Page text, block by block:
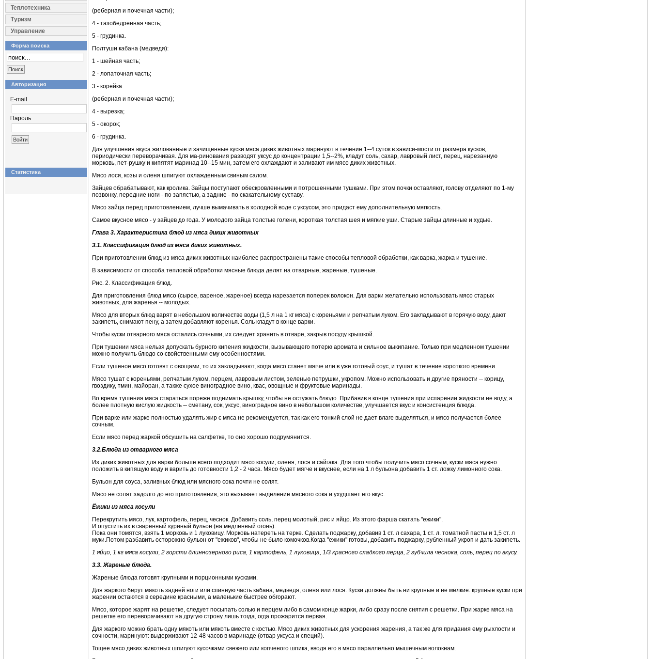
Теплотехника
Туризм
Управление
Форма поиска
Авторизация
E-mail
Пароль
Статистика
(реберная и почечная части);
4 - тазобедренная часть;
5 - грудинка.
Полтуши кабана (медведя):
1 - шейная часть;
2 - лопаточная часть;
3 - корейка
(реберная и почечная части);
4 - вырезка;
5 - окорок;
6 - грудинка.
Для улучшения вкуса жилованные и зачищенные куски мяса диких животных маринуют в течение 1--4 суток в зависи-мости от размера кусков,
периодически переворачивая. Для ма-ринования разводят уксус до концентрации 1,5--2%, кладут соль, сахар, лавровый лист, перец, нарезанную
морковь, пет-рушку и кипятят маринад 10--15 мин, затем его охлаждают и заливают им мясо диких животных.
Мясо лося, козы и оленя шпигуют охлажденным свиным салом.
Зайцев обрабатывают, как кролика. Зайцы поступают обескровленными и потрошенными тушками. При этом почки оставляют, голову отделяют по 1-му
позвонку, передние ноги - по запястью, а задние - по скакательному суставу.
Мясо зайца перед приготовлением, лучше вымачивать в холодной воде с уксусом, это придаст ему дополнительную мягкость.
Самое вкусное мясо - у зайцев до года. У молодого зайца толстые голени, короткая толстая шея и мягкие уши. Старые зайцы длинные и худые.
Глава 3.Характеристика блюд из мяса диких животных
3.1. Классификация блюд из мяса диких животных.
При приготовлении блюд из мяса диких животных наиболее распространены такие способы тепловой обработки, как варка, жарка и тушение.
В зависимости от способа тепловой обработки мясные блюда делят на отварные, жареные, тушеные.
Рис. 2. Классификация блюд.
Для приготовления блюд мясо (сырое, вареное, жареное) всегда нарезается поперек волокон. Для варки желательно использовать мясо старых
животных, для жаренья -- молодых.
Мясо для вторых блюд варят в небольшом количестве воды (1,5 л на 1 кг мяса) с кореньями и репчатым луком. Его закладывают в горячую воду, дают
закипеть, снимают пену, а затем добавляют коренья. Соль кладут в конце варки.
Чтобы куски отварного мяса остались сочными, их следует хранить в отваре, закрыв посуду крышкой.
При тушении мяса нельзя допускать бурного кипения жидкости, вызывающего потерю аромата и сильное выкипание. Только при медленном тушении
можно получить блюдо со свойственными ему особенностями.
Если тушеное мясо готовят с овощами, то их закладывают, когда мясо станет мягче или в уже готовый соус, и тушат в течение короткого времени.
Мясо тушат с кореньями, репчатым луком, перцем, лавровым листом, зеленью петрушки, укропом. Можно использовать и другие пряности -- корицу,
гвоздику, тмин, майоран, а также сухое виноградное вино, квас, овощные и фруктовые маринады.
Во время тушения мяса стараться пореже поднимать крышку, чтобы не остужать блюдо. Прибавив в конце тушения при испарении жидкости не воду, а
более плотную кислую жидкость -- сметану, сок, уксус, виноградное вино в небольшом количестве, улучшается вкус и консистенция блюда.
При варке или жарке полностью удалять жир с мяса не рекомендуется, так как его тонкий слой не дает влаге выделяться, и мясо получается более
сочным.
Если мясо перед жаркой обсушить на салфетке, то оно хорошо подрумянится.
3.2.Блюда из отварного мяса
Из диких животных для варки больше всего подходит мясо косули, оленя, лося и сайгака. Для того чтобы получить мясо сочным, куски мяса нужно
положить в кипящую воду и варить до готовности 1,2 - 2 часа. Мясо будет мягче и вкуснее, если на 1 л бульона добавить 1 ст. ложку лимонного сока.
Бульон для соуса, заливных блюд или мясного сока почти не солят.
Мясо не солят задолго до его приготовления, это вызывает выделение мясного сока и ухудшает его вкус.
Ёжики из мяса косули
Перекрутить мясо, лук, картофель, перец, чеснок. Добавить соль, перец молотый, рис и яйцо. Из этого фарша скатать "ежики".
И опустить их в сваренный куриный бульон (на медленный огонь).
Пока они томятся, взять 1 морковь и 1 луковицу. Морковь натереть на терке. Сделать поджарку, добавив 1 ст. л сахара, 1 ст. л. томатной пасты и 1,5 ст. л
муки.Потом разбавить осторожно бульон от "ежиков", чтобы не было комочков.Когда "ежики" готовы, добавить поджарку, рубленный укроп и дать закипеть.
1 яйцо, 1 кг мяса косули, 2 горсти длиннозерного риса, 1 картофель, 1 луковица, 1/3 красного сладкого перца, 2 зубчила чеснока, соль, перец по вкусу.
3.3.Жареные блюда.
Жареные блюда готовят крупными и порционными кусками.
Для жаркого берут мякоть задней ноги или спинную часть кабана, медведя, оленя или лося. Куски должны быть ни крупные и не мелкие: крупные куски при
жарении остаются в середине красными, а маленькие быстрее обгорают.
Мясо, которое жарят на решетке, следует посыпать солью и перцем либо в самом конце жарки, либо сразу после снятия с решетки. При жарке мяса на
решетке его переворачивают на другую строну лишь тогда, огда прожарится первая.
Для жаркого можно брать одну мякоть или мякоть вместе с костью. Мясо диких животных для ускорения жарения, а так же для придания ему рыхлости и
сочности, маринуют: выдерживают 12-48 часов в маринаде (отвар уксуса и специй).
Тощее мясо диких животных шпигуют кусочками свежего или копченого шпика, вводя его в мясо параллельно мышечным волокнам.